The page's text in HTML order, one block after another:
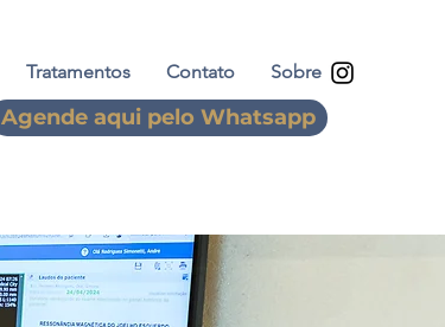
Tratamentos Contato Sobre
Agende aqui pelo Whatsapp